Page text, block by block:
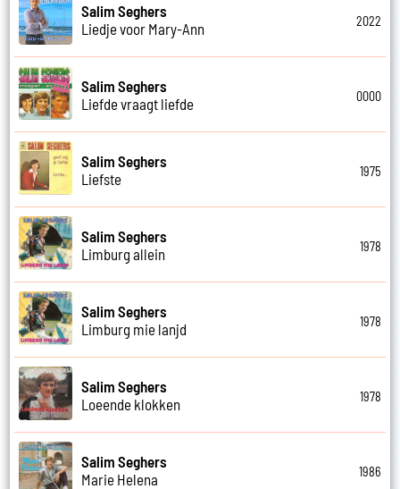
Salim Seghers
Liedje voor Mary-Ann
2022
Salim Seghers
Liefde vraagt liefde
0000
Salim Seghers
Liefste
1975
Salim Seghers
Limburg allein
1978
Salim Seghers
Limburg mie lanjd
1978
Salim Seghers
Loeende klokken
1978
Salim Seghers
Marie Helena
1986